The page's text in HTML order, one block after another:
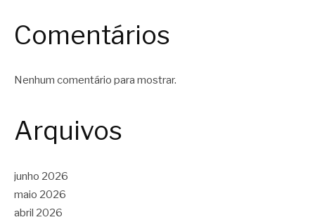
Comentários
Nenhum comentário para mostrar.
Arquivos
junho 2026
maio 2026
abril 2026